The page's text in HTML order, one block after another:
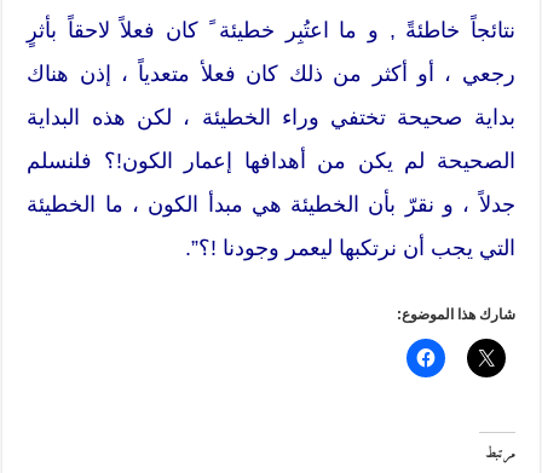
نتائجاً خاطئةً , و ما اعتُبِر خطيئة ً كان فعلاً لاحقاً بأثرٍ
رجعي ، أو أكثر من ذلك كان فعلأ متعدياً ، إذن هناك
بداية صحيحة تختفي وراء الخطيئة ، لكن هذه البداية
الصحيحة لم يكن من أهدافها إعمار الكون!؟ فلنسلم
جدلاً ، و نقرّ بأن الخطيئة هي مبدأ الكون ، ما الخطيئة
التي يجب أن نرتكبها ليعمر وجودنا !؟”.
شارك هذا الموضوع:
مرتبط